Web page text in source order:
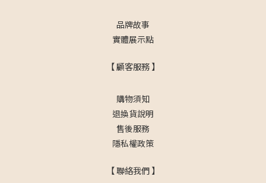
品牌故事
實體展示點
【 顧客服務 】
購物須知
退換貨說明
售後服務
隱私權政策
【 聯絡我們 】